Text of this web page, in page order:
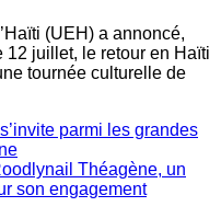
(UEH) a annoncé,
juillet, le retour en Haïti
tournée culturelle de
parmi les grandes
Théagène, un
son engagement